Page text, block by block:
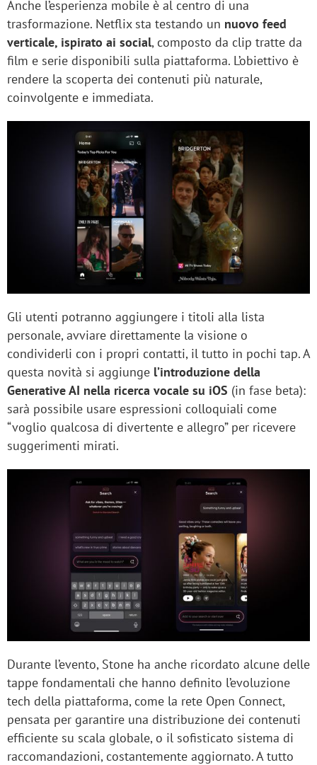
Anche l’esperienza mobile è al centro di una
trasformazione. Netflix sta testando un nuovo feed
verticale, ispirato ai social, composto da clip tratte da
film e serie disponibili sulla piattaforma. L’obiettivo è
rendere la scoperta dei contenuti più naturale,
coinvolgente e immediata.
Gli utenti potranno aggiungere i titoli alla lista
personale, avviare direttamente la visione o
condividerli con i propri contatti, il tutto in pochi tap. A
questa novità si aggiunge l’introduzione della
Generative AI nella ricerca vocale su iOS (in fase beta):
sarà possibile usare espressioni colloquiali come
“voglio qualcosa di divertente e allegro” per ricevere
suggerimenti mirati.
Durante l’evento, Stone ha anche ricordato alcune delle
tappe fondamentali che hanno definito l’evoluzione
tech della piattaforma, come la rete Open Connect,
pensata per garantire una distribuzione dei contenuti
efficiente su scala globale, o il sofisticato sistema di
raccomandazioni, costantemente aggiornato. A tutto